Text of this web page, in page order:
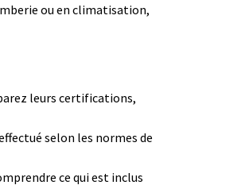
ou en climatisation,
leurs certifications,
selon les normes de
ce qui est inclus